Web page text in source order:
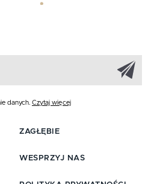
danych. Czytaj więcej
ZAGŁĘBIE
WESPRZYJ NAS